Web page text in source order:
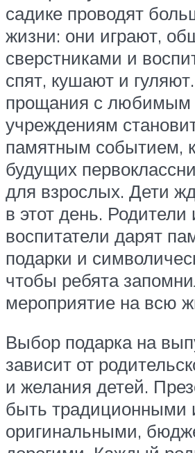
садике проводят
жизни: они играют,
сверстниками и
спят, кушают и
прощания с
учреждениям
памятным событием,
будущих
для взрослых. Дети
в этот день. Родители
воспитатели дарят
подарки и
чтобы ребята
мероприятие на всю
Выбор подарка на
зависит от
и желания детей.
быть традиционными
оригинальными,